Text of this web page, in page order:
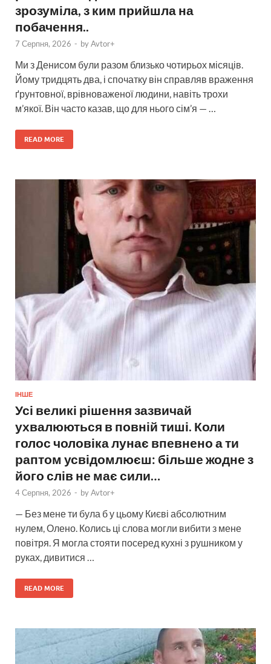
зрозуміла, з ким прийшла на
побачення..
7 Серпня, 2026 - byAvtor+
Ми з Денисом були разом близько чотирьох місяців.
Йому тридцять два, і спочатку він справляв враження
ґрунтовної, врівноваженої людини, навіть трохи
м’якої. Він часто казав, що для нього сім’я — …
READ MORE
ІНШЕ
Усі великі рішення зазвичай
ухвалюються в повній тиші. Коли
голос чоловіка лунає впевнено а ти
раптом усвідомлюєш: більше жодне з
його слів не має сили…
4 Серпня, 2026 - byAvtor+
— Без мене ти була б у цьому Києві абсолютним
нулем, Олено. Колись ці слова могли вибити з мене
повітря. Я могла стояти посеред кухні з рушником у
руках, дивитися …
READ MORE